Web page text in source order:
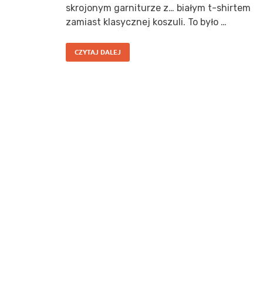
skrojonym garniturze z… białym t-shirtem
zamiast klasycznej koszuli. To było …
CZYTAJ DALEJ